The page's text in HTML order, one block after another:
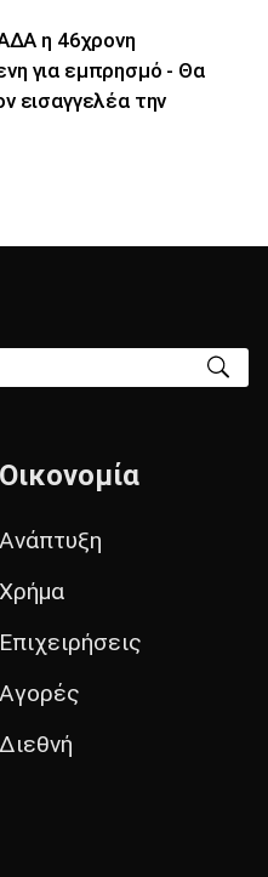
η 46χρονη
για εμπρησμό - Θα
εισαγγελέα την
Οικονομία
Ανάπτυξη
Χρήμα
Επιχειρήσεις
Αγορές
Διεθνή